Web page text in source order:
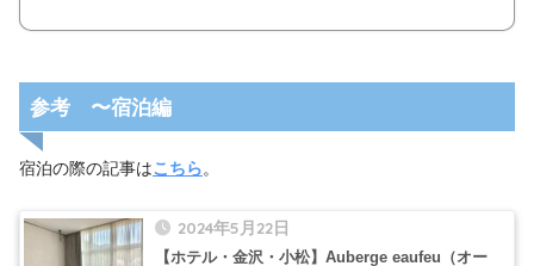
参考 〜宿泊編
宿泊の際の記事はこちら。
2024年5月22日
【ホテル・金沢・小松】Auberge eaufeu（オー